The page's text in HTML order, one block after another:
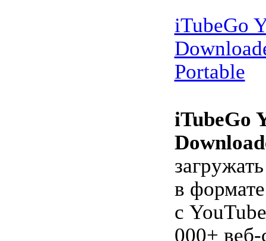
iTubeGo
Portable
iTubeGo
в
с
000+ веб-